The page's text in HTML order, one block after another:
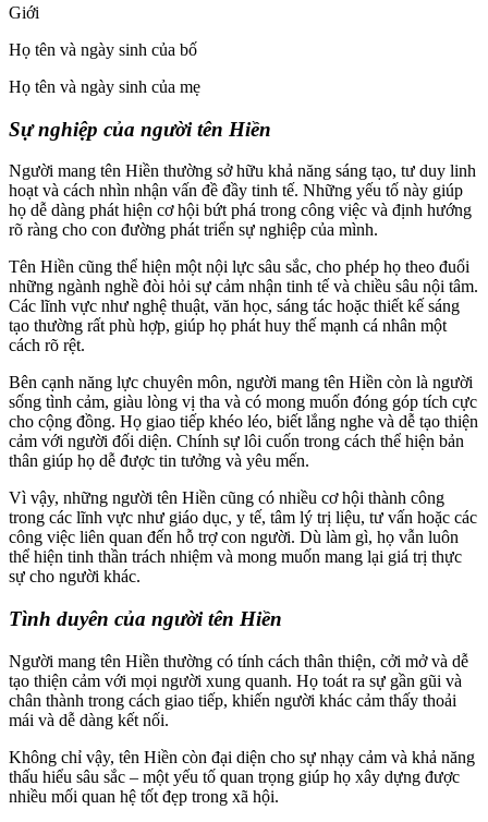
Giới
Họ tên và ngày sinh của bố
Họ tên và ngày sinh của mẹ
Sự nghiệp của người tên Hiền
Người mang tên Hiền thường sở hữu khả năng sáng tạo, tư duy linh
hoạt và cách nhìn nhận vấn đề đầy tinh tế. Những yếu tố này giúp
họ dễ dàng phát hiện cơ hội bứt phá trong công việc và định hướng
rõ ràng cho con đường phát triển sự nghiệp của mình.
Tên Hiền cũng thể hiện một nội lực sâu sắc, cho phép họ theo đuổi
những ngành nghề đòi hỏi sự cảm nhận tinh tế và chiều sâu nội tâm.
Các lĩnh vực như nghệ thuật, văn học, sáng tác hoặc thiết kế sáng
tạo thường rất phù hợp, giúp họ phát huy thế mạnh cá nhân một
cách rõ rệt.
Bên cạnh năng lực chuyên môn, người mang tên Hiền còn là người
sống tình cảm, giàu lòng vị tha và có mong muốn đóng góp tích cực
cho cộng đồng. Họ giao tiếp khéo léo, biết lắng nghe và dễ tạo thiện
cảm với người đối diện. Chính sự lôi cuốn trong cách thể hiện bản
thân giúp họ dễ được tin tưởng và yêu mến.
Vì vậy, những người tên Hiền cũng có nhiều cơ hội thành công
trong các lĩnh vực như giáo dục, y tế, tâm lý trị liệu, tư vấn hoặc các
công việc liên quan đến hỗ trợ con người. Dù làm gì, họ vẫn luôn
thể hiện tinh thần trách nhiệm và mong muốn mang lại giá trị thực
sự cho người khác.
Tình duyên của người tên Hiền
Người mang tên Hiền thường có tính cách thân thiện, cởi mở và dễ
tạo thiện cảm với mọi người xung quanh. Họ toát ra sự gần gũi và
chân thành trong cách giao tiếp, khiến người khác cảm thấy thoải
mái và dễ dàng kết nối.
Không chỉ vậy, tên Hiền còn đại diện cho sự nhạy cảm và khả năng
thấu hiểu sâu sắc – một yếu tố quan trọng giúp họ xây dựng được
nhiều mối quan hệ tốt đẹp trong xã hội.